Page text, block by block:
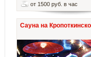
от 1500 руб. в час
Сауна на